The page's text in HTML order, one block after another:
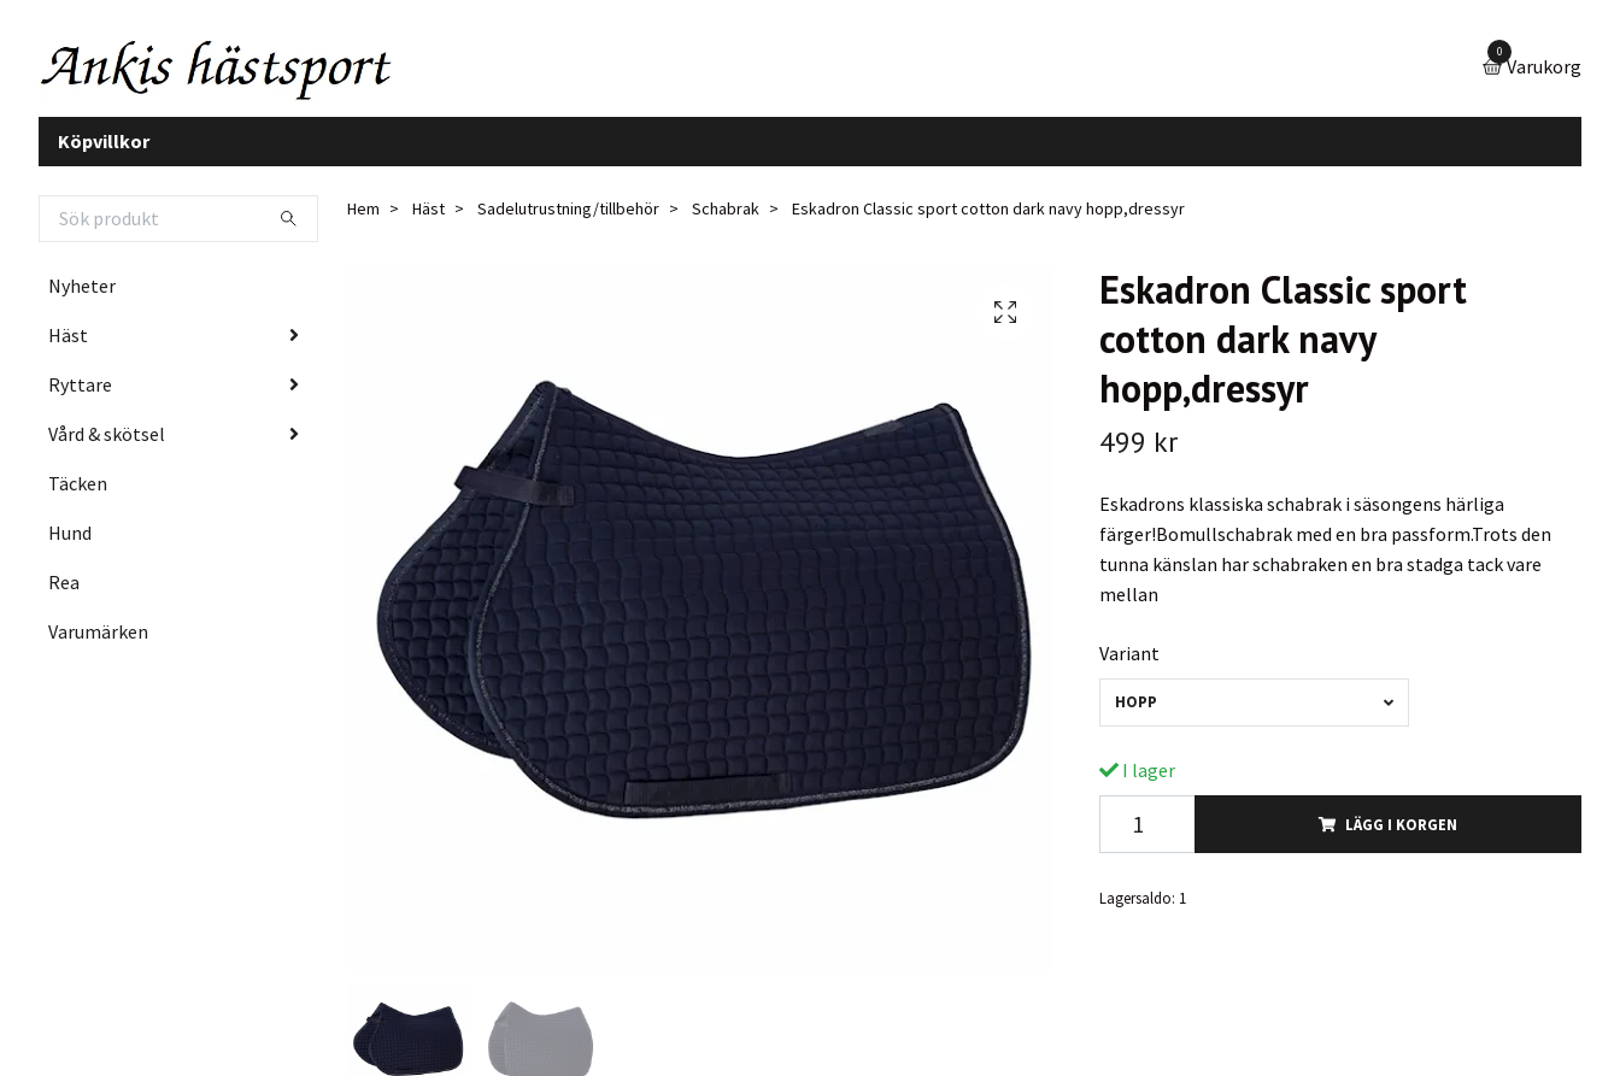
0
Varukorg
Köpvillkor
Nyheter
Häst
Ryttare
Vård & skötsel
Täcken
Hund
Rea
Varumärken
Hem Häst Sadelutrustning/tillbehör Schabrak Eskadron Classic sport cotton dark navy hopp,dressyr
Eskadron Classic sport
cotton dark navy
hopp,dressyr
499 kr
Eskadrons klassiska schabrak i säsongens härliga
färger!Bomullschabrak med en bra passform.Trots den
tunna känslan har schabraken en bra stadga tack vare
mellan
Variant
HOPP
I lager
LÄGG I KORGEN
Lagersaldo: 1